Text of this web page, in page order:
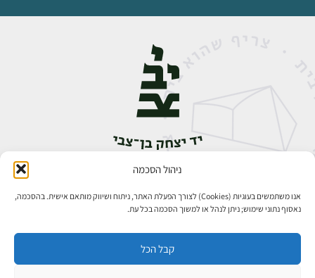
ניהול הסכמה
אנו משתמשים בעוגיות (Cookies) לצורך הפעלת האתר, ניתוח ושיווק מותאם אישית. בהסכמה,
נאסוף נתוני שימוש; ניתן לנהל או למשוך הסכמה בכל עת.
קבל הכל
אבן גבירול 14, רחביה, ירושלים